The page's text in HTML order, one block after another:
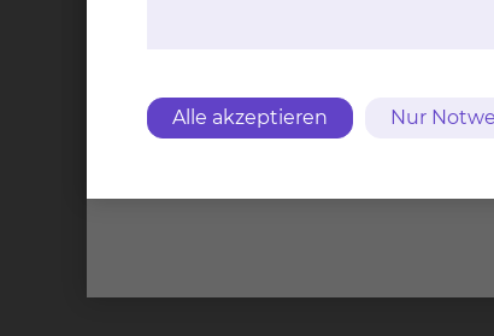
Alle akzeptieren Nur